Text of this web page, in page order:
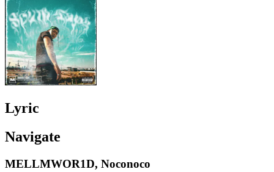
Lyric
Navigate
MELLMWOR1D, Noconoco